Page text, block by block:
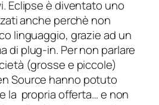
Eclipse è diventato uno
anche perchè non
linguaggio, grazie ad un
di plug-in. Per non parlare
(grosse e piccole)
Source hanno potuto
la propria offerta… e non